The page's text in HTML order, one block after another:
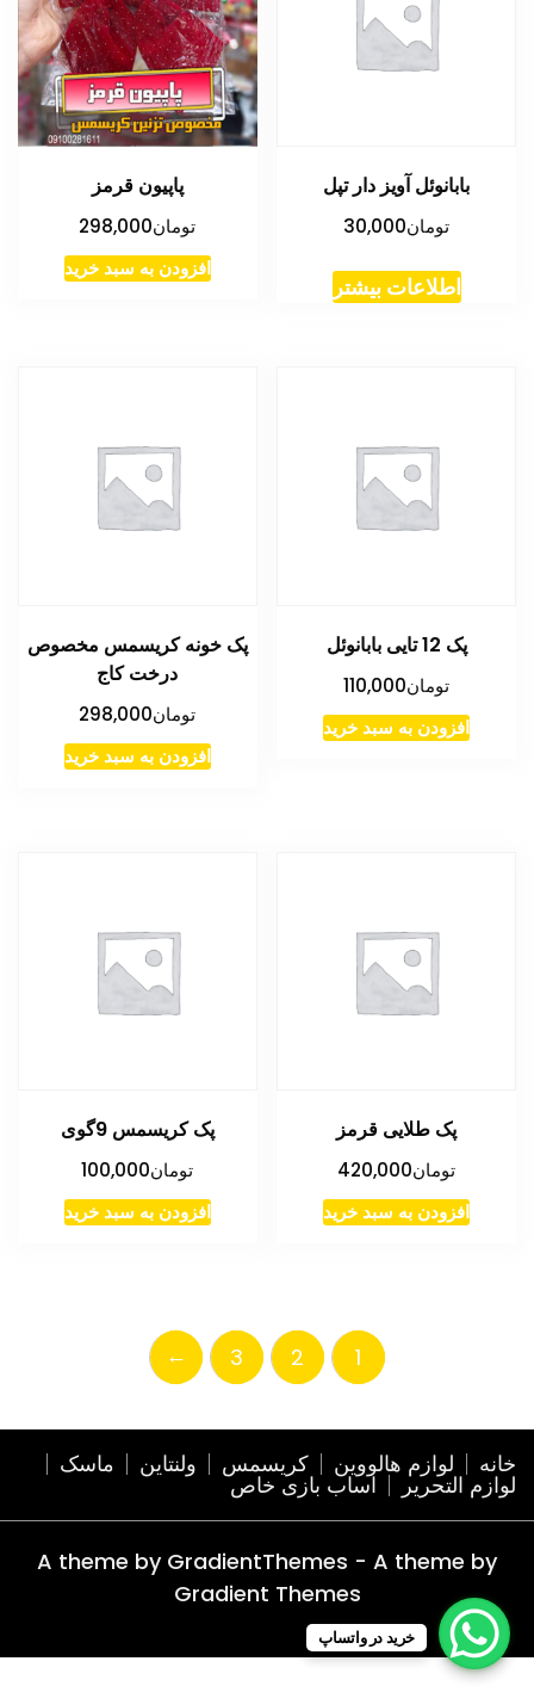
بابانوئل آویز دار تپل
تومان30,000
اطلاعات بیشتر
پاپیون قرمز
تومان298,000
افزودن به سبد خرید
پک 12 تایی بابانوئل
تومان110,000
افزودن به سبد خرید
پک خونه کریسمس مخصوص
درخت کاج
تومان298,000
افزودن به سبد خرید
پک طلایی قرمز
تومان420,000
افزودن به سبد خرید
پک کریسمس 9گوی
تومان100,000
افزودن به سبد خرید
1
2
3
←
خانه لوازم هالووین کریسمس ولنتاین ماسک
لوازم التحریر اساب بازی خاص
A theme by GradientThemes - A theme by
Gradient Themes
خرید در واتساپ